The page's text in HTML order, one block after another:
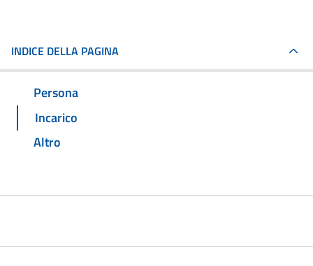
INDICE DELLA PAGINA
Persona
Incarico
Altro